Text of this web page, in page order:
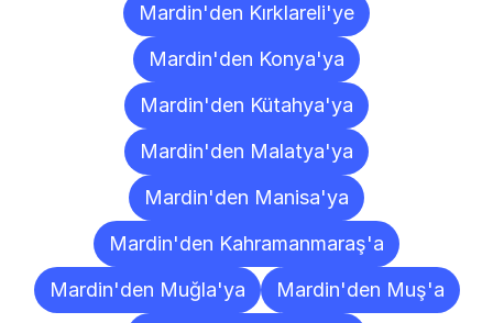
Mardin'den Kırklareli'ye
Mardin'den Konya'ya
Mardin'den Kütahya'ya
Mardin'den Malatya'ya
Mardin'den Manisa'ya
Mardin'den Kahramanmaraş'a
Mardin'den Muğla'ya
Mardin'den Muş'a